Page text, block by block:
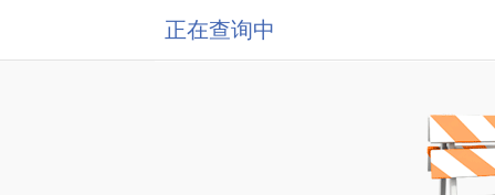
正在查询中